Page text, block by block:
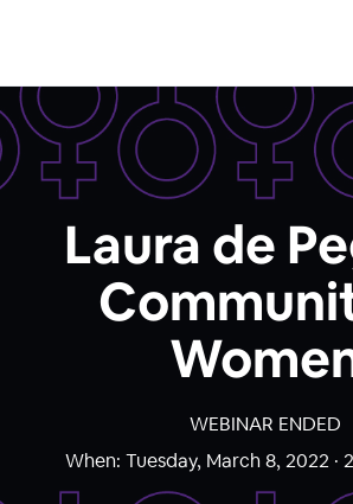
Laura de
WEBINAR ENDED
When: Tuesday, March 8, 2022 ·